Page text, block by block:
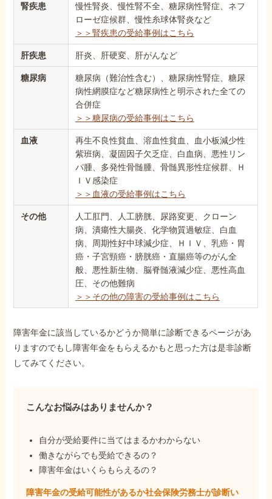
腎疾患
慢性腎炎、慢性腎不全、糖尿病性腎症、ネフ
ローゼ症候群、慢性糸球体腎炎など
＞＞腎疾患の受給事例はこちら
肝疾患 肝炎、肝硬変、肝がんなど
糖尿病
糖尿病（難治性含む）、糖尿病性腎症、糖尿
病性網膜症など糖尿病性と明示された全ての
合併症
＞＞糖尿病の受給事例はこちら
血液
再生不良性貧血、溶血性貧血、血小板減少性
紫班病、凝固因子欠乏症、白血病、悪性リン
パ腫、多発性骨髄腫、骨髄異形性症候群、Ｈ
ＩＶ感染症
＞＞血液の受給事例はこちら
その他
人工肛門、人工膀胱、尿路変更、クローン
病、潰瘍性大腸炎、化学物質過敏症、白血
病、周期性好中球減少症、ＨＩＶ、乳癌・胃
癌・子宮頸癌・膀胱癌・直腸癌等のがん全
般、悪性新生物、脳脊髄液減少症、悪性高血
圧、その他難病
＞＞その他の障害の受給事例はこちら
障害年金に該当しているかどうか簡単に診断できるページがあ
りますのでもし障害年金をもらえるかもと思った方は是非診断
してみてください。
こんなお悩みはありませんか？
自分が受給要件に当てはまるかわからない
働きながらでも受給できるの？
障害年金はいくらもらえるの？
障害年金の受給可能性があるか社会保険労務士が診断い